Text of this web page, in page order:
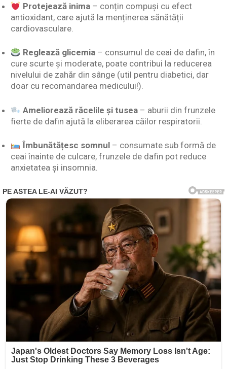
Protejează inima– conțin compuși cu efect
antioxidant, care ajută la menținerea sănătății
cardiovasculare.
Reglează glicemia– consumul de ceai de dafin, în
cure scurte și moderate, poate contribui la reducerea
nivelului de zahăr din sânge (util pentru diabetici, dar
doar cu recomandarea medicului!).
Ameliorează răcelile și tusea– aburii din frunzele
fierte de dafin ajută la eliberarea căilor respiratorii.
Îmbunătățesc somnul– consumate sub formă de
ceai înainte de culcare, frunzele de dafin pot reduce
anxietatea și insomnia.